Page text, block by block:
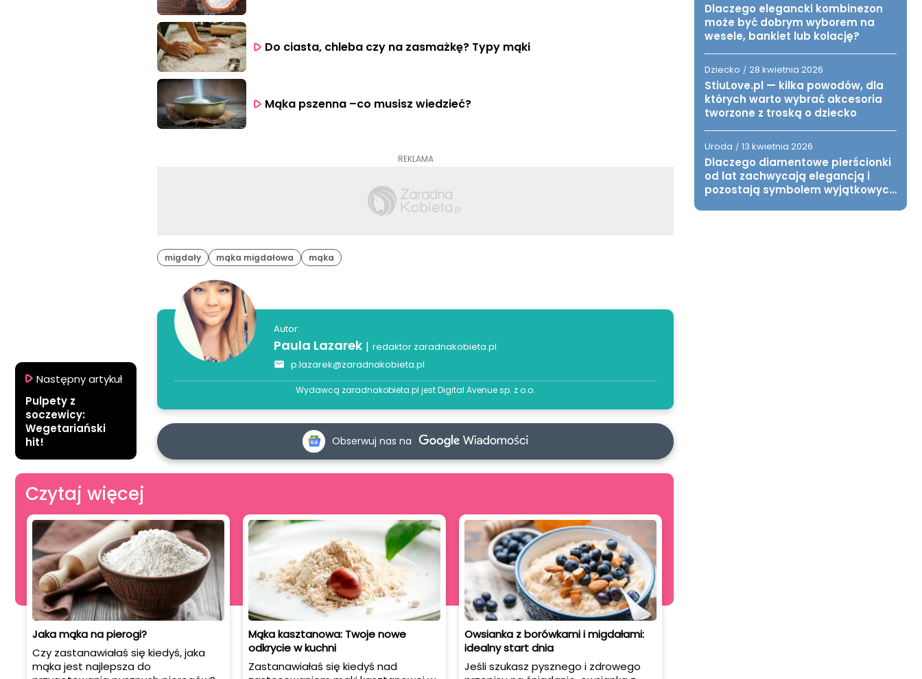
Do ciasta, chleba czy na zasmażkę? Typy mąki
Mąka pszenna –co musisz wiedzieć?
REKLAMA
migdały mąka migdałowa mąka
Autor:
Paula Lazarek | redaktor zaradnakobieta.pl
p.lazarek@zaradnakobieta.pl
Wydawcą zaradnakobieta.pl jestDigital Avenue sp. z o.o.
Obserwuj nas na
Następny artykuł
Pulpety z
soczewicy:
Wegetariański
hit!
Czytaj więcej
Jaka mąka na pierogi?
Czy zastanawiałaś się kiedyś, jaka
mąka jest najlepsza do
Mąka kasztanowa: Twoje nowe
odkrycie w kuchni
Zastanawiałaś się kiedyś nad
Owsianka z borówkami i migdałami:
idealny start dnia
Jeśli szukasz pysznego i zdrowego
Dlaczego elegancki kombinezon
może być dobrym wyborem na
wesele, bankiet lub kolację?
Dziecko / 28 kwietnia 2026
StiuLove.pl — kilka powodów, dla
których warto wybrać akcesoria
tworzone z troską o dziecko
Uroda / 13 kwietnia 2026
Dlaczego diamentowe pierścionki
od lat zachwycają elegancją i
pozostają symbolem wyjątkowych